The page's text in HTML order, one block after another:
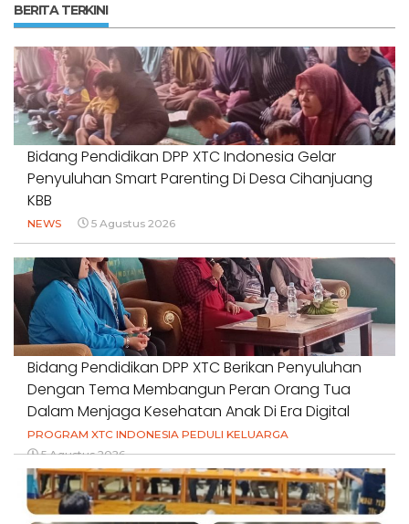
BERITA TERKINI
Bidang Pendidikan DPP XTC Indonesia Gelar
Penyuluhan Smart Parenting Di Desa Cihanjuang
KBB
NEWS 5 Agustus 2026
Bidang Pendidikan DPP XTC Berikan Penyuluhan
Dengan Tema Membangun Peran Orang Tua
Dalam Menjaga Kesehatan Anak Di Era Digital
PROGRAM XTC INDONESIA PEDULI KELUARGA
5 Agustus 2026